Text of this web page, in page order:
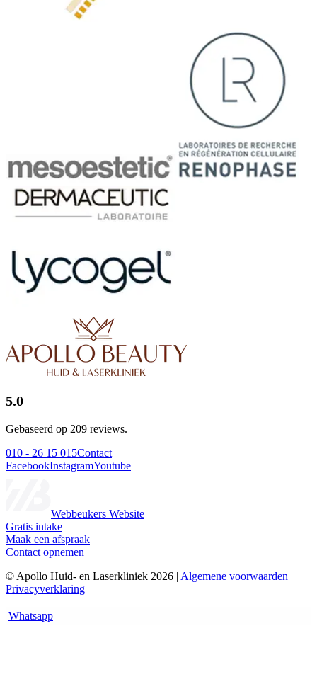
5.0
Gebaseerd op 209 reviews.
010 - 26 15 015Contact
FacebookInstagramYoutube
Webbeukers Website
Gratis intake
Maak een afspraak
Contact opnemen
© Apollo Huid- en Laserkliniek 2026 | Algemene voorwaarden |
Privacyverklaring
Whatsapp